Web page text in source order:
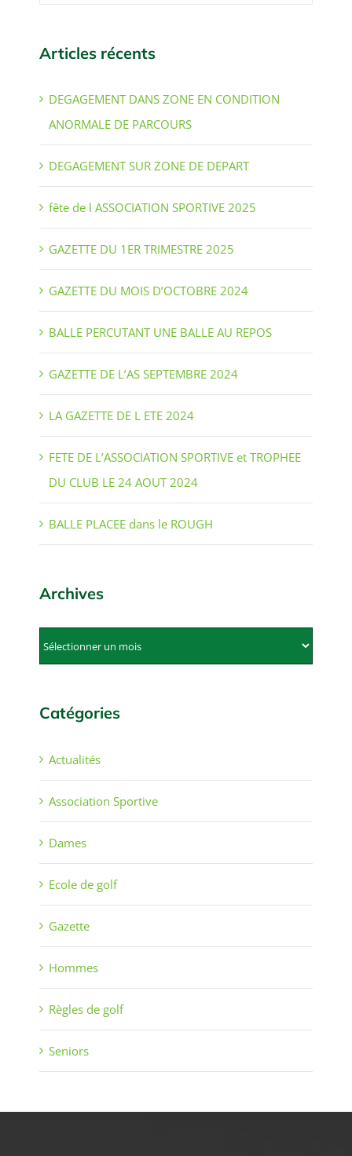
Articles récents
DEGAGEMENT DANS ZONE EN CONDITION
ANORMALE DE PARCOURS
DEGAGEMENT SUR ZONE DE DEPART
fête de l ASSOCIATION SPORTIVE 2025
GAZETTE DU 1ER TRIMESTRE 2025
GAZETTE DU MOIS D’OCTOBRE 2024
BALLE PERCUTANT UNE BALLE AU REPOS
GAZETTE DE L’AS SEPTEMBRE 2024
LA GAZETTE DE L ETE 2024
FETE DE L’ASSOCIATION SPORTIVE et TROPHEE
DU CLUB LE 24 AOUT 2024
BALLE PLACEE dans le ROUGH
Archives
Archives
Catégories
Actualités
Association Sportive
Dames
Ecole de golf
Gazette
Hommes
Règles de golf
Seniors